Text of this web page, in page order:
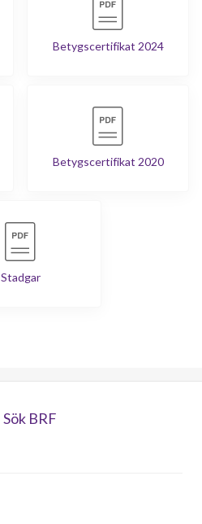
Betygscertifikat 2024
Betygscertifikat 2020
Stadgar
Sök BRF